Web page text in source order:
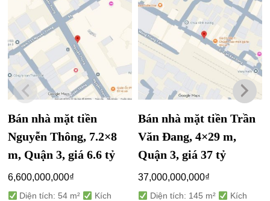
Bán nhà mặt tiền
Nguyễn Thông, 7.2×8
m, Quận 3, giá 6.6 tỷ
6,600,000,000₫
Diện tích: 54 m²
Kích
Bán nhà mặt tiền Trần
Văn Đang, 4×29 m,
Quận 3, giá 37 tỷ
37,000,000,000₫
Diện tích: 145 m²
Kích